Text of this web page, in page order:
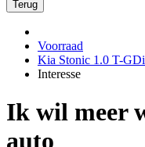
Terug
Voorraad
Kia Stonic 1.0 T-
Interesse
Ik wil meer
auto